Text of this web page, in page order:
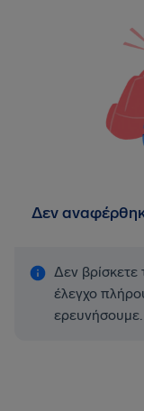
Δεν
Δεν βρίσκετε
έλεγχο
ερευνήσουμε.